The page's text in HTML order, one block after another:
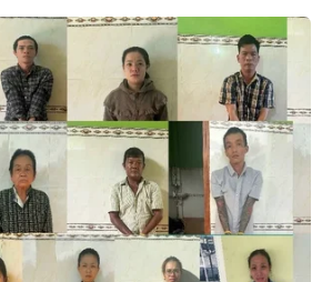
vinh sản phẩm, giải pháp
dữ liệu số
những thành tựu chuyển đổi số
nhà nước, đơn vị sự nghiệp,
nhân, góp phần thúc đẩy công
quốc gia.